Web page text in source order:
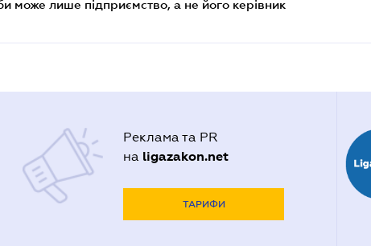
може лише підприємство, а не його керівник
Реклама та PR
на ligazakon.net
ТАРИФИ